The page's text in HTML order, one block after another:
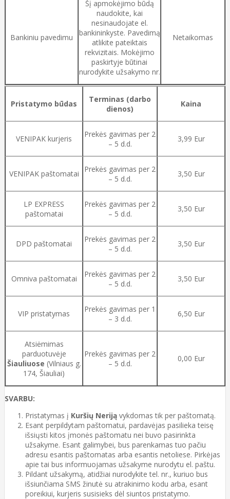
Bankiniu pavedimu
Šį apmokėjimo būdą
naudokite, kai
nesinaudojate el.
bankininkyste. Pavedimą
atlikite pateiktais
rekvizitais. Mokėjimo
paskirtyje būtinai
nurodykite užsakymo nr.
Netaikomas
Pristatymo būdas
Terminas (darbo
dienos)
Kaina
VENIPAK kurjeris
Prekės gavimas per 2
– 5 d.d.
3,99 Eur
VENIPAK paštomatai
Prekės gavimas per 2
– 5 d.d.
3,50 Eur
LP EXPRESS
paštomatai
Prekės gavimas per 2
– 5 d.d.
3,50 Eur
DPD paštomatai
Prekės gavimas per 2
– 5 d.d.
3,50 Eur
Omniva paštomatai
Prekės gavimas per 2
– 5 d.d.
3,50 Eur
VIP pristatymas
Prekės gavimas per 1
– 3 d.d.
6,50 Eur
Atsiėmimas
parduotuvėje
Šiauliuose (Vilniaus g.
174, Šiauliai)
Prekės gavimas per 2
– 5 d.d.
0,00 Eur
SVARBU:
Pristatymas į Kuršių Neriją vykdomas tik per paštomatą.
Esant perpildytam paštomatui, pardavėjas pasilieka teisę
išsiųsti kitos įmonės paštomatu nei buvo pasirinkta
užsakyme. Esant galimybei, bus parenkamas tuo pačiu
adresu esantis paštomatas arba esantis netoliese. Pirkėjas
apie tai bus informuojamas užsakyme nurodytu el. paštu.
Pildant užsakymą, atidžiai nurodykite tel. nr., kuriuo bus
išsiunčiama SMS žinutė su atrakinimo kodu arba, esant
poreikiui, kurjeris susisieks dėl siuntos pristatymo.